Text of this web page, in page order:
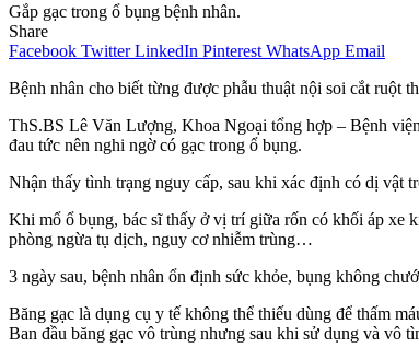
Gắp gạc trong ổ bụng bệnh nhân.
Share
Facebook Twitter LinkedIn Pinterest WhatsApp Email
Bệnh nhân cho biết từng được phẫu thuật nội soi cắt ruột
ThS.BS Lê Văn Lượng, Khoa Ngoại tổng hợp – Bệnh
đau tức nên nghi ngờ có gạc trong ổ bụng.
Nhận thấy tình trạng nguy cấp, sau khi xác định có dị vật
Khi mổ ổ bụng, bác sĩ thấy ở vị trí giữa rốn có khối áp xe
phòng ngừa tụ dịch, nguy cơ nhiễm trùng…
3 ngày sau, bệnh nhân ổn định sức khỏe, bụng không
Băng gạc là dụng cụ y tế không thể thiếu dùng để thấm
Ban đầu băng gạc vô trùng nhưng sau khi sử dụng và vô